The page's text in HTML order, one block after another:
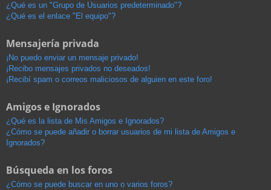
¿Qué es un "Grupo de Usuarios predeterminado"?
¿Qué es el enlace "El equipo"?
Mensajería privada
¡No puedo enviar un mensaje privado!
¡Recibo mensajes privados no deseados!
¡Recibí spam o correos maliciosos de alguien en este foro!
Amigos e Ignorados
¿Qué es la lista de Mis Amigos e Ignorados?
¿Cómo se puede añadir o borrar usuarios de mi lista de Amigos e
Ignorados?
Búsqueda en los foros
¿Cómo se puede buscar en uno o varios foros?